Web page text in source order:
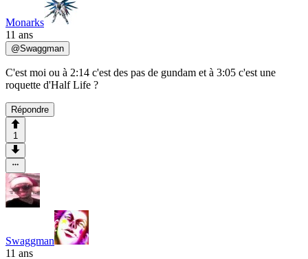
Monarks
11 ans
@Swaggman
C'est moi ou à 2:14 c'est des pas de gundam et à 3:05 c'est une
roquette d'Half Life ?
Répondre
1
Swaggman
11 ans